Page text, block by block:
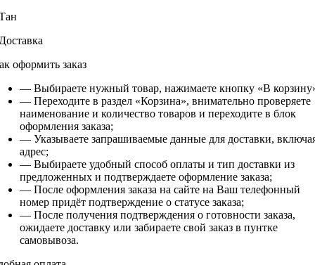
оформить заказ
— Выбираете нужный товар, нажимаете кнопку «В
— Переходите в раздел «Корзина», внимательно проверяете
наименование и количество товаров и переходите в блок
оформления заказа;
— Указываете запрашиваемые данные для доставки,
адрес;
— Выбираете удобный способ оплаты и тип доставки из
предложенных и подтверждаете оформление заказа;
— После оформления заказа на сайте на Ваш телефонный
номер придёт подтверждение о статусе заказа;
— После получения подтверждения о готовности заказа,
ожидаете доставку или забираете свой заказ в пунтке
самовывоза.